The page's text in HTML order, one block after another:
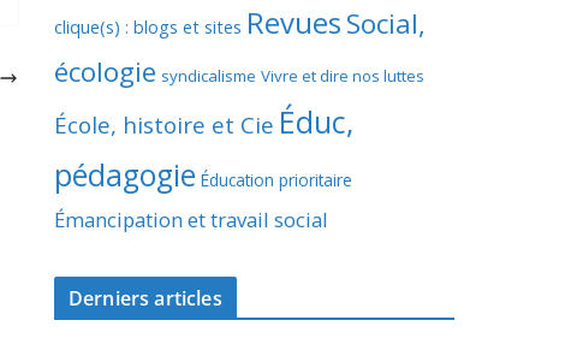
clique(s) : blogs et sites RevuesSocial,
écologie syndicalisme Vivre et dire nos luttes
École, histoire et Cie Éduc,
pédagogie Éducation prioritaire
Émancipation et travail social
Derniers articles